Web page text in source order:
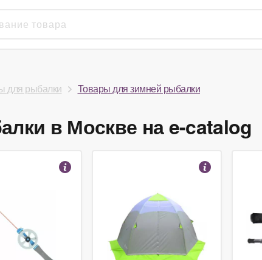
для рыбалки Товары для зимней рыбалки
в Москве на e-catalog